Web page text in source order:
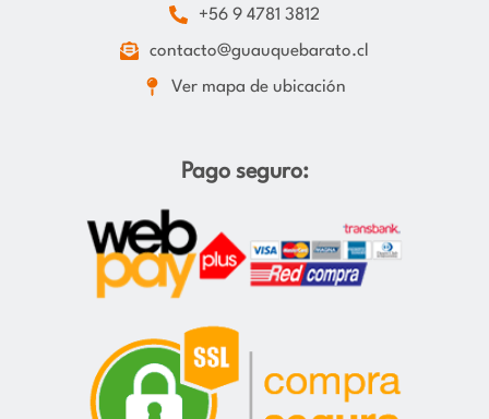
+56 9 4781 3812
contacto@guauquebarato.cl
Ver mapa de ubicación
Pago seguro: